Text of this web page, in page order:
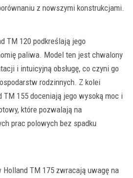
z nowszymi konstrukcjami.
TM 120 podkreślają jego
paliwa. Model ten jest chwalony
i intuicyjną obsługę, co czyni go
rodzinnych. Z kolei
TM 155 doceniają jego wysoką moc i
które pozwalają na
prac polowych bez spadku
Holland TM 175 zwracają uwagę na